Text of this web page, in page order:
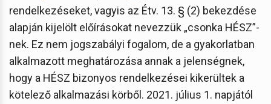
rendelkezéseket, vagyis az Étv. 13. § (2) bekezdése
alapján kijelölt előírásokat nevezzük „csonka HÉSZ”-
nek. Ez nem jogszabályi fogalom, de a gyakorlatban
alkalmazott meghatározása annak a jelenségnek,
hogy a HÉSZ bizonyos rendelkezései kikerültek a
kötelező alkalmazási körből. 2021. július 1. napjától